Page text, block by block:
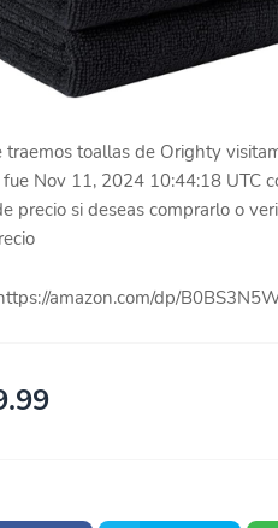
traemos toallas de Orighty
Nov 11, 2024 10:44:18 UTC
precio si deseas comprarlo o
amazon.com/dp/